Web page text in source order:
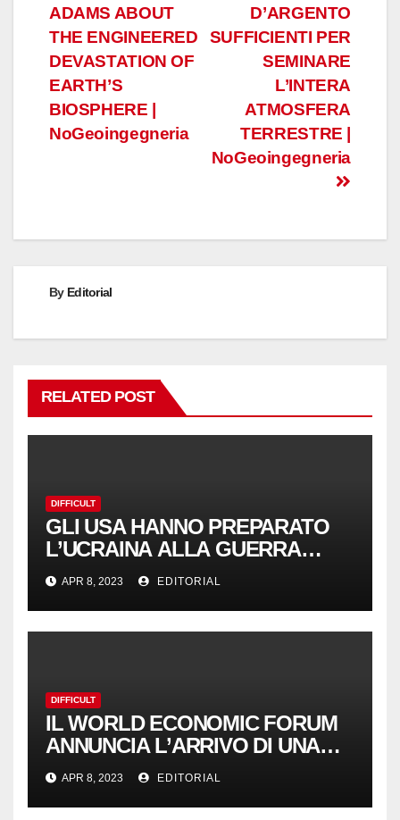
D’ARGENTO
SUFFICIENTI PER
SEMINARE
L’INTERA
ATMOSFERA
TERRESTRE |
NoGeoingegneria
ADAMS ABOUT
THE ENGINEERED
DEVASTATION OF
EARTH’S
BIOSPHERE |
NoGeoingegneria
By Editorial
RELATED POST
DIFFICULT
GLI USA HANNO PREPARATO
L’UCRAINA ALLA GUERRA
CONTRO LA RUSSIA PER 30
ANNI | NoGeoingegneria
APR 8, 2023 EDITORIAL
DIFFICULT
IL WORLD ECONOMIC FORUM
ANNUNCIA L’ARRIVO DI UNA
“SUMMER DAVOS” IN CINA |
NoGeoingegneria
APR 8, 2023 EDITORIAL